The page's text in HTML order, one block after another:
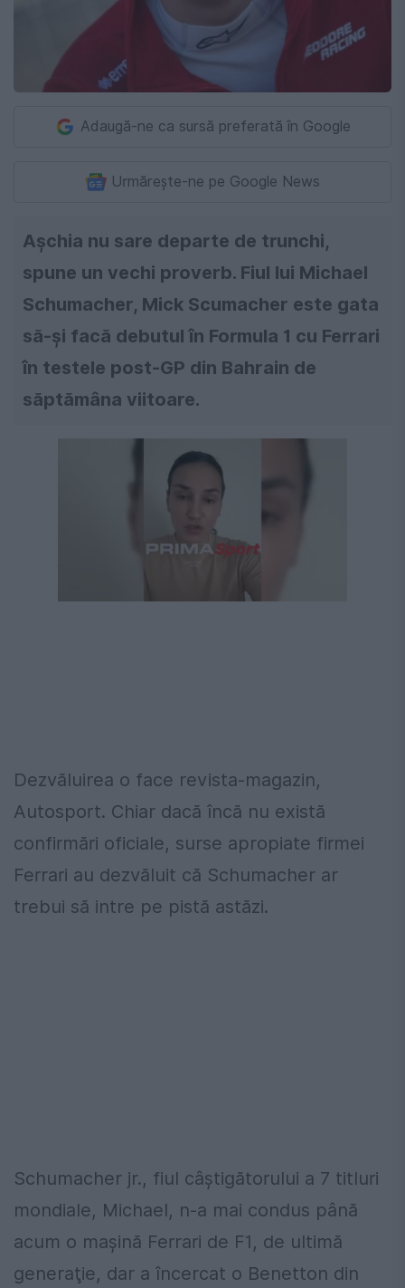
Adaugă-ne ca sursă preferată în Google
Urmărește-ne pe Google News
Aşchia nu sare departe de trunchi,
spune un vechi proverb. Fiul lui Michael
Schumacher, Mick Scumacher este gata
să-şi facă debutul în Formula 1 cu Ferrari
în testele post-GP din Bahrain de
săptămâna viitoare.
Dezvăluirea o face revista-magazin,
Autosport. Chiar dacă încă nu există
confirmări oficiale, surse apropiate firmei
Ferrari au dezvăluit că Schumacher ar
trebui să intre pe pistă astăzi.
Schumacher jr., fiul câştigătorului a 7 titluri
mondiale, Michael, n-a mai condus până
acum o maşină Ferrari de F1, de ultimă
generaţie, dar a încercat o Benetton din